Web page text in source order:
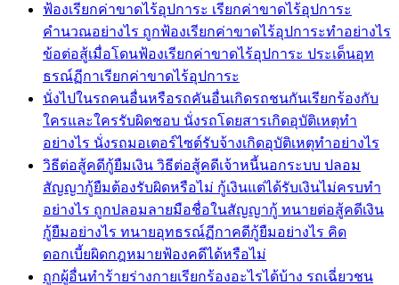
ฟ้องเรียกค่าขาดไร้อุปการะ เรียกค่าขาดไร้อุปการะ
คำนวณอย่างไร ถูกฟ้องเรียกค่าขาดไร้อุปการะทำอย่างไร
ข้อต่อสู้เมื่อโดนฟ้องเรียกค่าขาดไร้อุปการะ ประเด็นอุท
ธรณ์ฏีกาเรียกค่าขาดไร้อุปการะ
นั่งไปในรถคนอื่นหรือรถคันอื่นเกิดรถชนกันเรียกร้องกับ
ใครและใครรับผิดชอบ นั่งรถโดยสารเกิดอุบัติเหตุทำ
อย่างไร นั่งรถมอเตอร์ไซต์รับจ้างเกิดอุบัติเหตุทำอย่างไร
วิธีต่อสู้คดีกู้ยืมเงิน วิธีต่อสู้คดีเจ้าหนี้นอกระบบ ปลอม
สัญญากู้ยืมต้องรับผิดหรือไม่ กู้เงินแต่ได้รับเงินไม่ครบทำ
อย่างไร ถูกปลอมลายมือชื่อในสัญญากู้ ทนายต่อสู้คดีเงิน
กู้ยืมอย่างไร ทนายอุทธรณ์ฏีกาคดีกู้ยืมอย่างไร คิด
ดอกเบี้ยผิดกฎหมายฟ้องคดีได้หรือไม่
ถูกผู้อื่นทำร้ายร่างกายเรียกร้องอะไรได้บ้าง รถเฉี่ยวชน